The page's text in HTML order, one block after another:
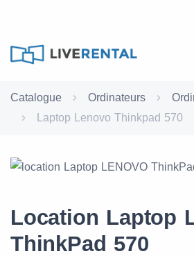
Catalogue Ordinateurs
Laptop Lenovo Thinkpad 570
Location Laptop
ThinkPad 570